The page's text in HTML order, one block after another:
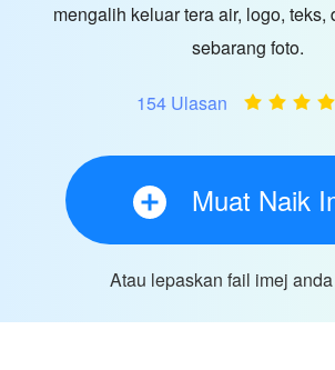
mengalih keluar tera air, logo, teks,
sebarang foto.
154 Ulasan
Muat Naik
Atau lepaskan fail imej